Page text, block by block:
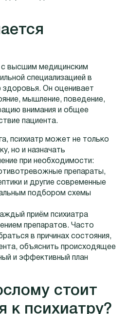
с высшим медицинским
специализацией в
здоровья. Он оценивает
мышление, поведение,
внимания и общее
пациента.
психиатр может не только
но и назначать
при необходимости:
препараты,
и другие современные
подбором схемы
приём психиатра
препаратов. Часто
в причинах состояния,
объяснить происходящее
и эффективный план
стоит
к психиатру?